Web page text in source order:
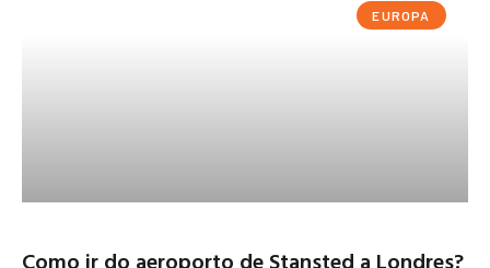
EUROPA
Como ir do aeroporto de Stansted a Londres?